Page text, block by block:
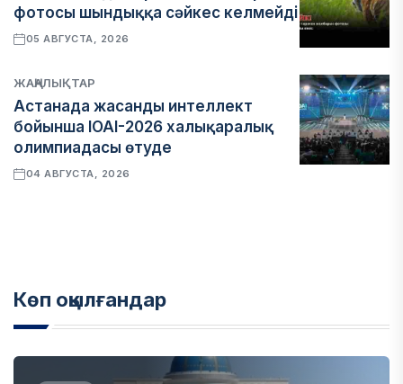
фотосы шындыққа сәйкес келмейді
05 АВГУСТА, 2026
ЖАҢАЛЫҚТАР
Астанада жасанды интеллект
бойынша IOAI-2026 халықаралық
олимпиадасы өтуде
04 АВГУСТА, 2026
Көп оқылғандар